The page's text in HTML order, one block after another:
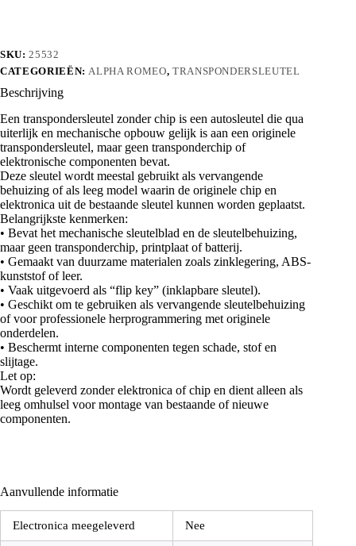
SKU:25532
CATEGORIEËN: ALPHA ROMEO, TRANSPONDERSLEUTEL
Beschrijving
Een transpondersleutel zonder chip is een autosleutel die qua
uiterlijk en mechanische opbouw gelijk is aan een originele
transpondersleutel, maar geen transponderchip of
elektronische componenten bevat.
Deze sleutel wordt meestal gebruikt als vervangende
behuizing of als leeg model waarin de originele chip en
elektronica uit de bestaande sleutel kunnen worden geplaatst.
Belangrijkste kenmerken:
• Bevat het mechanische sleutelblad en de sleutelbehuizing,
maar geen transponderchip, printplaat of batterij.
• Gemaakt van duurzame materialen zoals zinklegering, ABS-
kunststof of leer.
• Vaak uitgevoerd als “flip key” (inklapbare sleutel).
• Geschikt om te gebruiken als vervangende sleutelbehuizing
of voor professionele herprogrammering met originele
onderdelen.
• Beschermt interne componenten tegen schade, stof en
slijtage.
Let op:
Wordt geleverd zonder elektronica of chip en dient alleen als
leeg omhulsel voor montage van bestaande of nieuwe
componenten.
Aanvullende informatie
Electronica meegeleverd Nee